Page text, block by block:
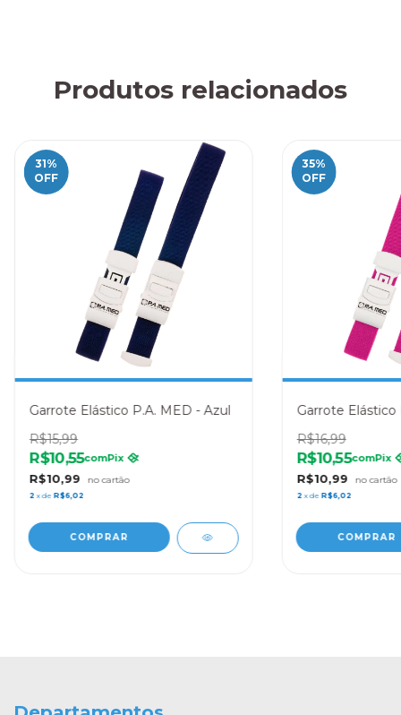
Produtos relacionados
31%
OFF
Garrote Elástico P.A. MED - Azul
R$15,99
R$10,99
R$10,55comPix
2 x de R$6,02
35%
OFF
Garrote Elástico
R$16,99
R$10,99
R$10,55comPix
2 x de R$6,02